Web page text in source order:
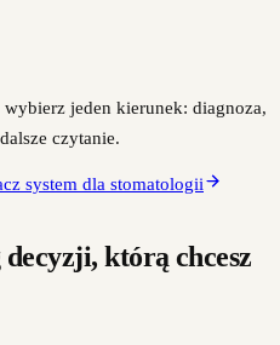
jeden kierunek: diagnoza,
czytanie.
system dla stomatologii
decyzji, którą chcesz